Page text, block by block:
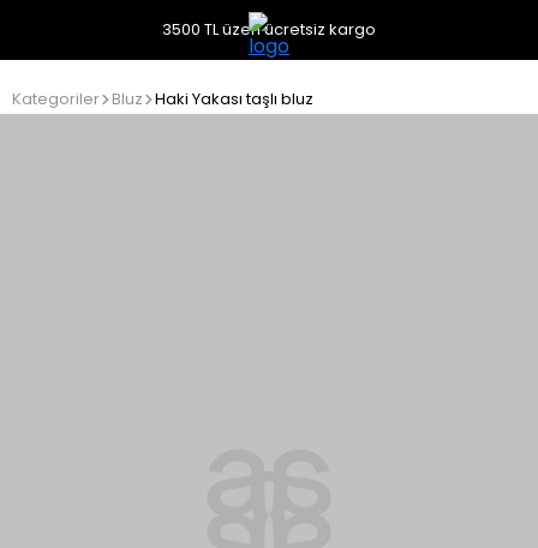
3500 TL üzeri ücretsiz kargo
Kategoriler Bluz Haki Yakası taşlı bluz